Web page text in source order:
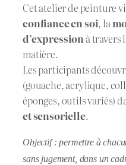
Cet atelier de peinture
confiance en soi, la
d’expression à travers
matière.
Les participants
(gouache, acrylique,
éponges, outils variés)
et sensorielle.
Objectif : permettre à
sans jugement, dans un